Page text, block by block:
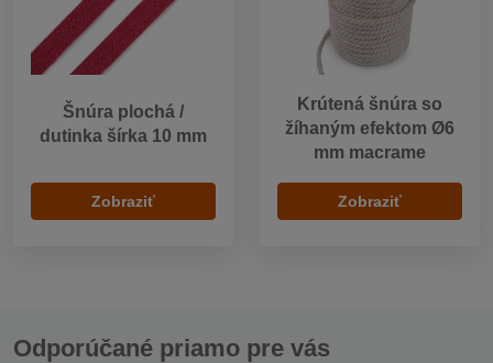
Šnúra plochá /
dutinka šírka 10 mm
Zobraziť
Krútená šnúra so
žíhaným efektom Ø6
mm macrame
Zobraziť
Odporúčané priamo pre vás